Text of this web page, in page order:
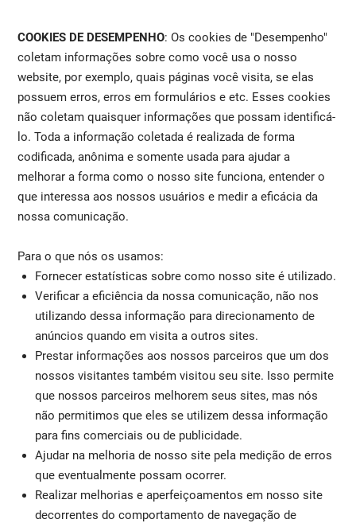
COOKIES DE DESEMPENHO: Os cookies de "Desempenho"
coletam informações sobre como você usa o nosso
website, por exemplo, quais páginas você visita, se elas
possuem erros, erros em formulários e etc. Esses cookies
não coletam quaisquer informações que possam identificá-
lo. Toda a informação coletada é realizada de forma
codificada, anônima e somente usada para ajudar a
melhorar a forma como o nosso site funciona, entender o
que interessa aos nossos usuários e medir a eficácia da
nossa comunicação.
Para o que nós os usamos:
Fornecer estatísticas sobre como nosso site é utilizado.
Verificar a eficiência da nossa comunicação, não nos
utilizando dessa informação para direcionamento de
anúncios quando em visita a outros sites.
Prestar informações aos nossos parceiros que um dos
nossos visitantes também visitou seu site. Isso permite
que nossos parceiros melhorem seus sites, mas nós
não permitimos que eles se utilizem dessa informação
para fins comerciais ou de publicidade.
Ajudar na melhoria de nosso site pela medição de erros
que eventualmente possam ocorrer.
Realizar melhorias e aperfeiçoamentos em nosso site
decorrentes do comportamento de navegação de